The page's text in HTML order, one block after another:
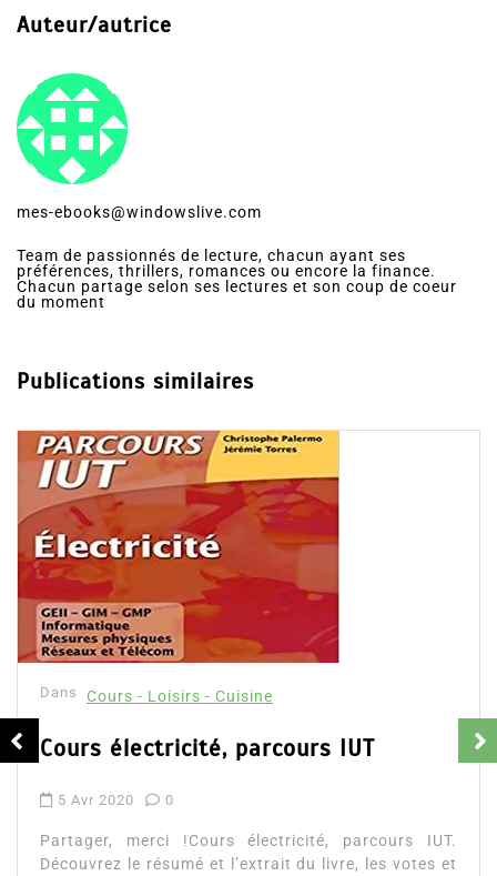
Auteur/autrice
mes-ebooks@windowslive.com
Team de passionnés de lecture, chacun ayant ses
préférences, thrillers, romances ou encore la finance.
Chacun partage selon ses lectures et son coup de coeur
du moment
Publications similaires
Dans Cours - Loisirs - Cuisine
Cours électricité, parcours IUT
5 Avr 2020 0
Partager, merci !Cours électricité, parcours IUT.
Découvrez le résumé et l’extrait du livre, les votes et